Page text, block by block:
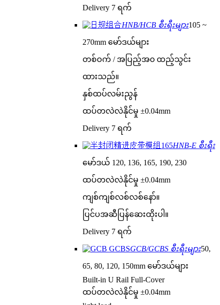
Delivery 7 ရက်
HNB/HCB စီးရီးများ105 ~
270mm မော်ဒယ်များ
တစ်ဝက် / အပြည့်အ၀ ထည့်သွင်း
ထားသည်။
နှစ်ထပ်လမ်းညွန်
ထပ်တလဲလဲနိုင်မှု ±0.04mm
Delivery 7 ရက်
HNB-E စီးရီး
မော်ဒယ် 120, 136, 165, 190, 230
ထပ်တလဲလဲနိုင်မှု ±0.04mm
ကျစ်ကျစ်လစ်လစ်နော်။
ပြင်ပအဆီပြန်ဆေးထိုးပါ။
Delivery 7 ရက်
GCB/GCBS စီးရီးများ50,
65, 80, 120, 150mm မော်ဒယ်များ
Built-in U Rail Full-Cover
ထပ်တလဲလဲနိုင်မှု ±0.04mm